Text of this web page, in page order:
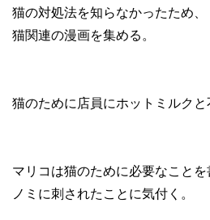
猫の対処法を知らなかったため、
猫関連の漫画を集める。
猫のために店員にホットミルクと
マリコは猫のために必要なことを
ノミに刺されたことに気付く。